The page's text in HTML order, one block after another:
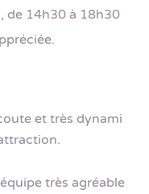
de 14h30 à 18h30
et très dynami
très agréable